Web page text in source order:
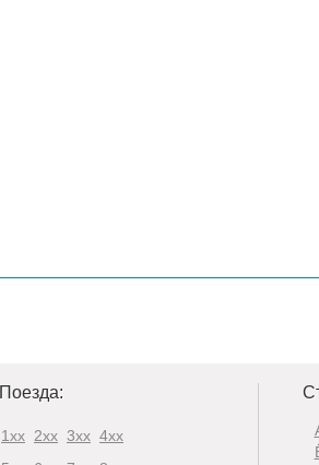
Поезда:
1xx 2xx 3xx 4xx